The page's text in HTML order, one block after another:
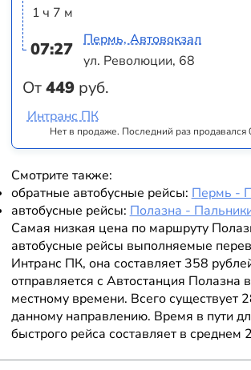
1 ч 7 м
07:27
От449 руб.
Пермь, Автовокзал
ул. Революции, 68
Нет в продаже. Последний раз продавался
Интранс ПК
Смотрите также:
обратные автобусные рейсы: Пермь -
автобусные рейсы: Полазна -
Самая низкая цена по маршруту
автобусные рейсы выполняемые
Интранс ПК, она составляет 358
отправляется с Автостанция Полазна
местному времени. Всего существует
данному направлению. Время в пути
быстрого рейса составляет в среднем